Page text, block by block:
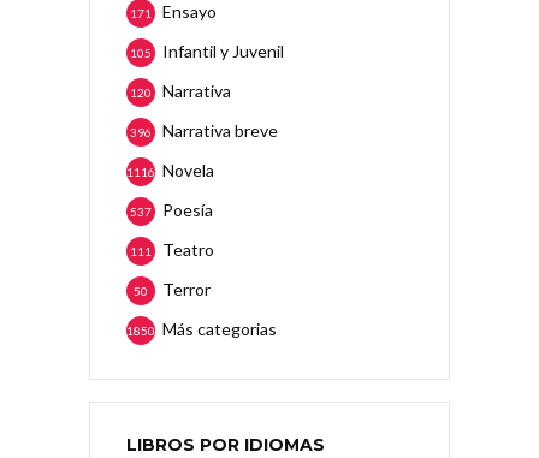
Ensayo
171
Infantil y Juvenil
105
Narrativa
120
Narrativa breve
396
Novela
1116
Poesía
537
Teatro
111
Terror
50
Más categorias
1850
LIBROS POR IDIOMAS